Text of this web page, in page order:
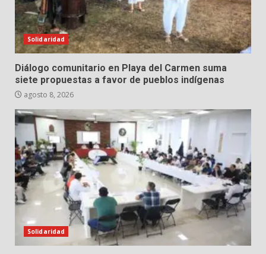
Solidaridad
Diálogo comunitario en Playa del Carmen suma
siete propuestas a favor de pueblos indígenas
agosto 8, 2026
Solidaridad